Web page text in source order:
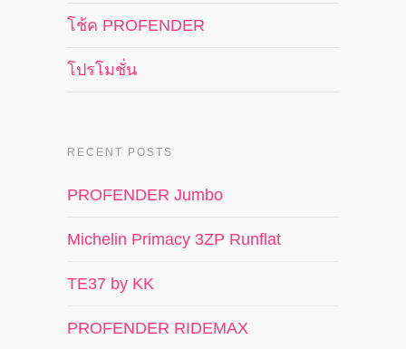
โช้ค PROFENDER
โปรโมชั่น
RECENT POSTS
PROFENDER Jumbo
Michelin Primacy 3ZP Runflat
TE37 by KK
PROFENDER RIDEMAX